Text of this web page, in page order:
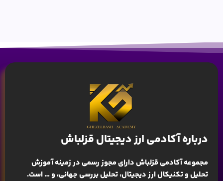
درباره آکادمی ارز دیجیتال قزلباش
مجموعه آکادمی قزلباش دارای مجوز رسمی در زمینهآموزش
تحلیل و تکنیکال ارز دیجیتال، تحلیل بررسی جهانی، و … است.